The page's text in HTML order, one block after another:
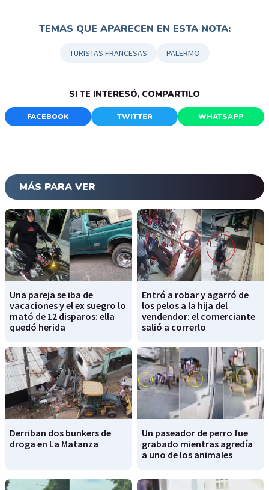
TEMAS QUE APARECEN EN ESTA NOTA:
TURISTAS FRANCESAS PALERMO
SI TE INTERESÓ, COMPARTILO
FACEBOOK TWITTER WHATSAPP
MÁS PARA VER
Una pareja se iba de
vacaciones y el ex suegro lo
mató de 12 disparos: ella
quedó herida
Entró a robar y agarró de
los pelos a la hija del
vendendor: el comerciante
salió a correrlo
Derriban dos bunkers de
droga en La Matanza
Un paseador de perro fue
grabado mientras agredía
a uno de los animales